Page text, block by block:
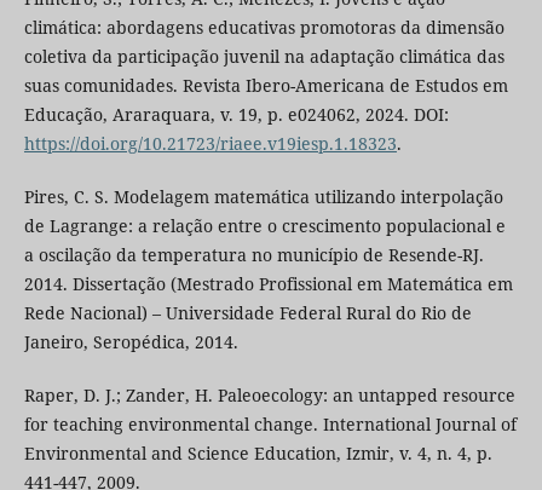
climática: abordagens educativas promotoras da dimensão
coletiva da participação juvenil na adaptação climática das
suas comunidades. Revista Ibero-Americana de Estudos em
Educação, Araraquara, v. 19, p. e024062, 2024. DOI:
https://doi.org/10.21723/riaee.v19iesp.1.18323.
Pires, C. S. Modelagem matemática utilizando interpolação
de Lagrange: a relação entre o crescimento populacional e
a oscilação da temperatura no município de Resende-RJ.
2014. Dissertação (Mestrado Profissional em Matemática em
Rede Nacional) – Universidade Federal Rural do Rio de
Janeiro, Seropédica, 2014.
Raper, D. J.; Zander, H. Paleoecology: an untapped resource
for teaching environmental change. International Journal of
Environmental and Science Education, Izmir, v. 4, n. 4, p.
441-447, 2009.